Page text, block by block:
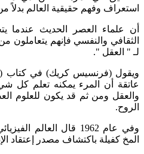
استعراف وفهم حقيقية العالم بدلاً من
أن علماء العصر الحديث عندما
الثقافي والنفسي فإنهم
لـ " العقل ".
ويقول (فرنسيس كريك) في كتاب
عاتقة أن المرء يمكنه تعلم كل
والعقل ومن ثم قد يكون للعلوم
الروح.
وفي عام 1962 قال
المخ كفيلة باكتشاف مصدر إعتقاد